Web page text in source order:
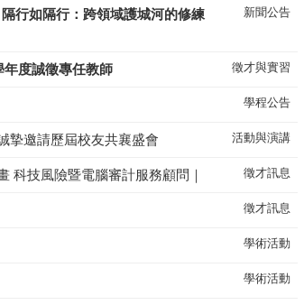
行如隔行：跨領域護城河的修練
新聞公告
年度誠徵專任教師 徵才與實習
學程公告
摯邀請歷屆校友共襄盛會 活動與演講
科技風險暨電腦審計服務顧問｜ 徵才訊息
徵才訊息
學術活動
學術活動